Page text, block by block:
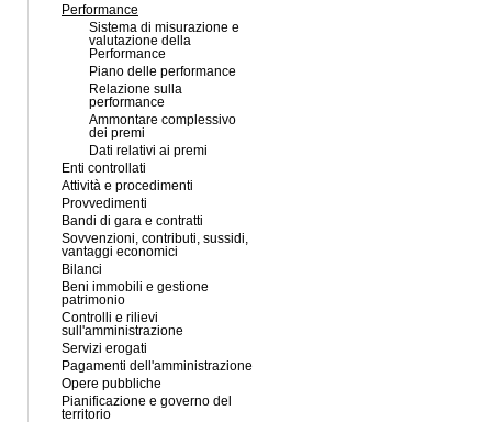
Performance
Sistema di misurazione e
valutazione della
Performance
Piano delle performance
Relazione sulla
performance
Ammontare complessivo
dei premi
Dati relativi ai premi
Enti controllati
Attività e procedimenti
Provvedimenti
Bandi di gara e contratti
Sovvenzioni, contributi, sussidi,
vantaggi economici
Bilanci
Beni immobili e gestione
patrimonio
Controlli e rilievi
sull'amministrazione
Servizi erogati
Pagamenti dell'amministrazione
Opere pubbliche
Pianificazione e governo del
territorio